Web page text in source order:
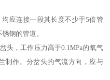
应连接一段其长度不少于5倍管
钢的管道。
头，工作压力高于0.1MPa的氧气
制作。分岔头的气流方向，应与